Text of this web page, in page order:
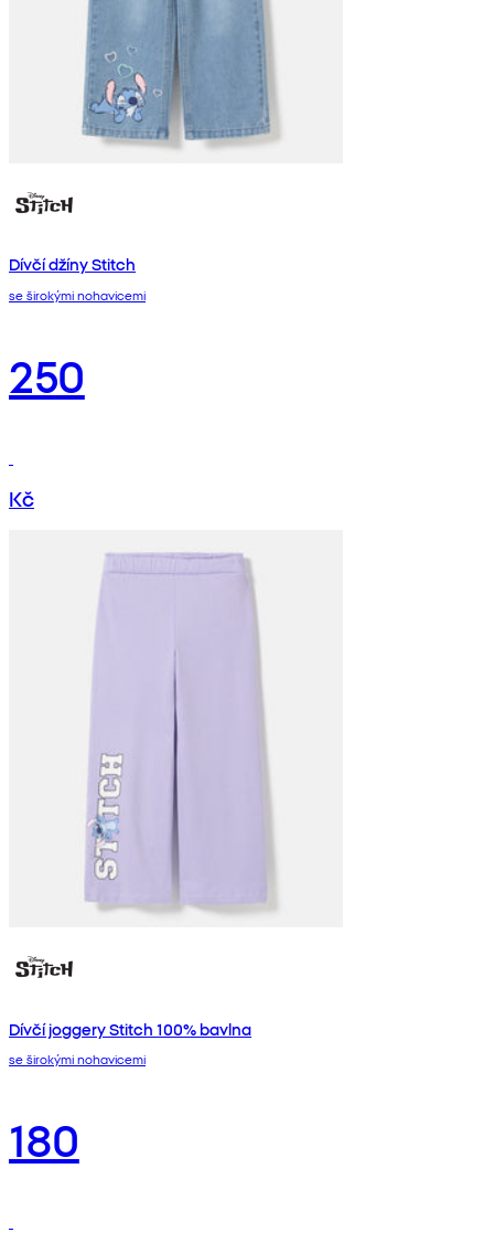
Dívčí džíny Stitch
se širokými nohavicemi
250
Kč
Dívčí joggery Stitch 100% bavlna
se širokými nohavicemi
180